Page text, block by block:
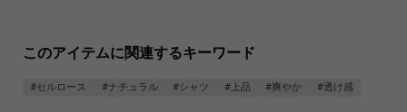
このアイテムに関連するキーワード
#セルロース #ナチュラル #シャツ #上品 #爽やか #透け感